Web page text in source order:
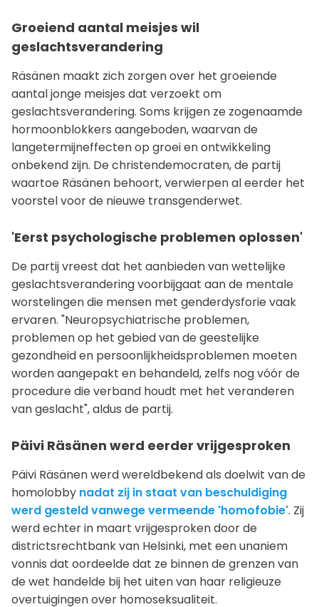
Groeiend aantal meisjes wil
geslachtsverandering
Räsänen maakt zich zorgen over het groeiende
aantal jonge meisjes dat verzoekt om
geslachtsverandering. Soms krijgen ze zogenaamde
hormoonblokkers aangeboden, waarvan de
langetermijneffecten op groei en ontwikkeling
onbekend zijn. De christendemocraten, de partij
waartoe Räsänen behoort, verwierpen al eerder het
voorstel voor de nieuwe transgenderwet.
'Eerst psychologische problemen oplossen'
De partij vreest dat het aanbieden van wettelijke
geslachtsverandering voorbijgaat aan de mentale
worstelingen die mensen met genderdysforie vaak
ervaren. "Neuropsychiatrische problemen,
problemen op het gebied van de geestelijke
gezondheid en persoonlijkheidsproblemen moeten
worden aangepakt en behandeld, zelfs nog vóór de
procedure die verband houdt met het veranderen
van geslacht", aldus de partij.
Päivi Räsänen werd eerder vrijgesproken
Päivi Räsänen werd wereldbekend als doelwit van de
homolobby nadat zij in staat van beschuldiging
werd gesteld vanwege vermeende 'homofobie'. Zij
werd echter in maart vrijgesproken door de
districtsrechtbank van Helsinki, met een unaniem
vonnis dat oordeelde dat ze binnen de grenzen van
de wet handelde bij het uiten van haar religieuze
overtuigingen over homoseksualiteit.